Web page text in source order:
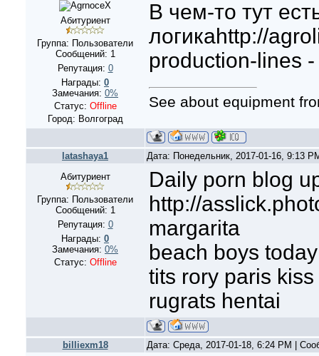
Абитуриент
Группа: Пользователи
Сообщений: 1
Репутация: 0
Награды: 0
Замечания: 0%
Статус: Offline
Город: Волгоград
В чем-то тут
логикаhttp://
production-lines -
See about equipment
latashaya1
Дата: Понедельник, 2017-01-16, 9:13
Абитуриент
Группа: Пользователи
Сообщений: 1
Репутация: 0
Награды: 0
Замечания: 0%
Статус: Offline
Daily porn blog
http://
margarita
beach boys
tits rory paris
rugrats hentai
billiexm18
Дата: Среда, 2017-01-18, 6:24 PM |